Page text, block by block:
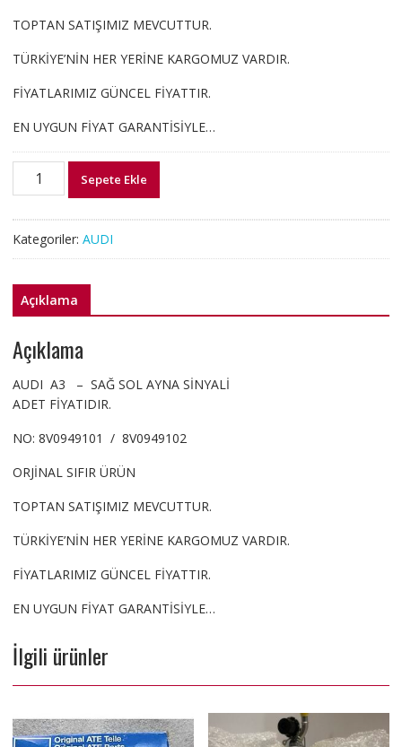
TOPTAN SATIŞIMIZ MEVCUTTUR.
TÜRKİYE’NİN HER YERİNE KARGOMUZ VARDIR.
FİYATLARIMIZ GÜNCEL FİYATTIR.
EN UYGUN FİYAT GARANTİSİYLE…
8V0949101
8V0949102
AYNA
ORJ
SIFIR
Sepete Ekle
Kategoriler: AUDI
Açıklama
Açıklama
AUDI A3 – SAĞ SOL AYNA SİNYALİ
ADET FİYATIDIR.
NO: 8V0949101 / 8V0949102
ORJİNAL SIFIR ÜRÜN
TOPTAN SATIŞIMIZ MEVCUTTUR.
TÜRKİYE’NİN HER YERİNE KARGOMUZ VARDIR.
FİYATLARIMIZ GÜNCEL FİYATTIR.
EN UYGUN FİYAT GARANTİSİYLE…
İlgili ürünler